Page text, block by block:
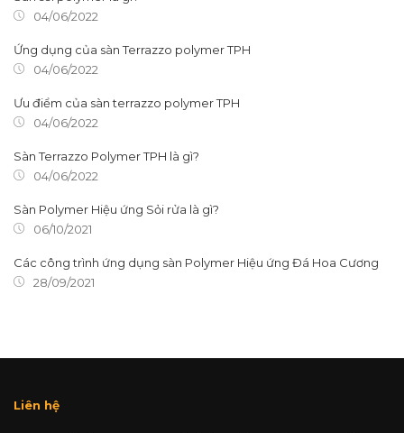
04/06/2022
Ứng dụng của sàn Terrazzo polymer TPH
04/06/2022
Ưu điểm của sàn terrazzo polymer TPH
04/06/2022
Sàn Terrazzo Polymer TPH là gì?
04/06/2022
Sàn Polymer Hiệu ứng Sỏi rửa là gì?
06/10/2021
Các công trình ứng dụng sàn Polymer Hiệu ứng Đá Hoa Cương
28/09/2021
Liên hệ